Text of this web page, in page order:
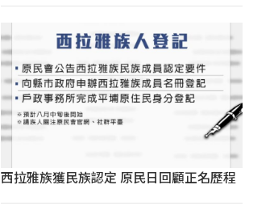
西拉雅族獲民族認定 原民日回顧正名歷程